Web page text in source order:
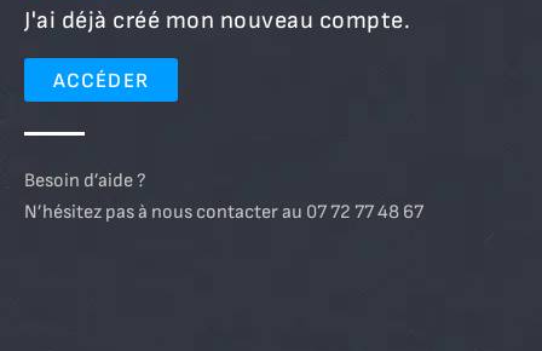
J'ai déjà créé mon nouveau compte.
ACCÉDER
Besoin d’aide ?
N’hésitez pas à nous contacter au 07 72 77 48 67